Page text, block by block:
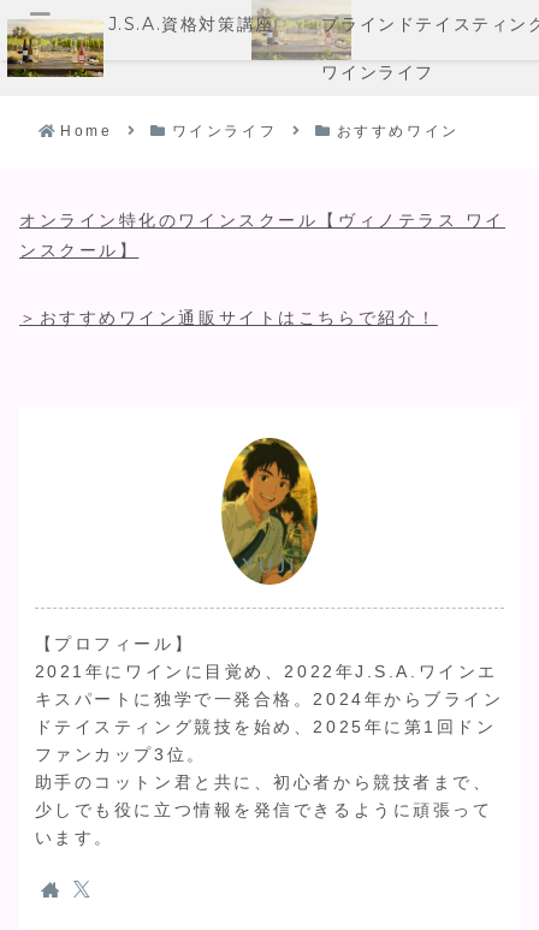
J.S.A.資格対策講座 ブラインドテイスティン
ワインライフ
Home ワインライフ おすすめワイン
オンライン特化のワインスクール【ヴィノテラス ワイ
ンスクール】
＞おすすめワイン通販サイトはこちらで紹介！
YUJI
【プロフィール】
2021年にワインに目覚め、2022年J.S.A.ワインエ
キスパートに独学で一発合格。2024年からブライン
ドテイスティング競技を始め、2025年に第1回ドン
ファンカップ3位。
助手のコットン君と共に、初心者から競技者まで、
少しでも役に立つ情報を発信できるように頑張って
います。
メニュー